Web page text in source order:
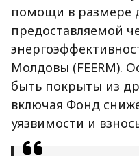
помощи в размере
предоставляемой
Молдовы (FEERM).
быть покрыты из
включая Фонд
уязвимости и